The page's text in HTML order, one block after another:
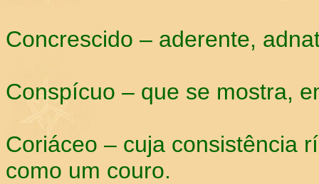
Concrescido – aderente,
Conspícuo – que se mostra,
Coriáceo – cuja consistência
como um couro.